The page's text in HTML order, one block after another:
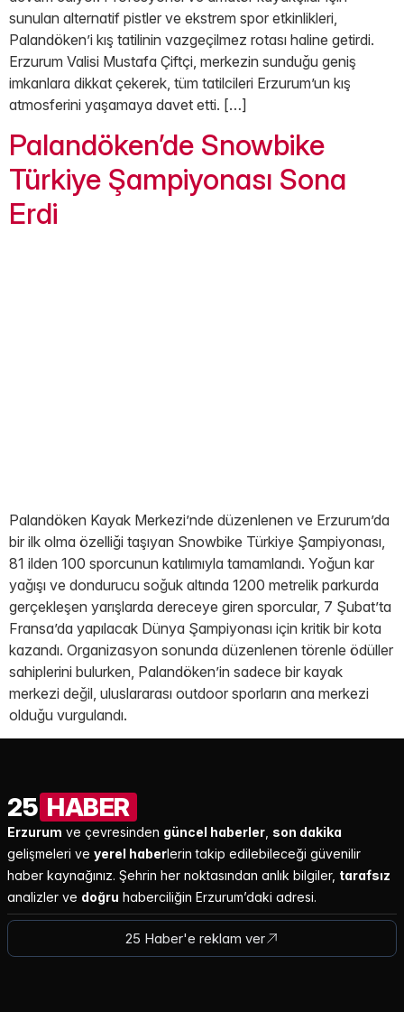
sunulan alternatif pistler ve ekstrem spor etkinlikleri,
Palandöken’i kış tatilinin vazgeçilmez rotası haline getirdi.
Erzurum Valisi Mustafa Çiftçi, merkezin sunduğu geniş
imkanlara dikkat çekerek, tüm tatilcileri Erzurum’un kış
atmosferini yaşamaya davet etti. […]
Palandöken’de Snowbike
Türkiye Şampiyonası Sona
Erdi
Palandöken Kayak Merkezi’nde düzenlenen ve Erzurum’da
bir ilk olma özelliği taşıyan Snowbike Türkiye Şampiyonası,
81 ilden 100 sporcunun katılımıyla tamamlandı. Yoğun kar
yağışı ve dondurucu soğuk altında 1200 metrelik parkurda
gerçekleşen yarışlarda dereceye giren sporcular, 7 Şubat’ta
Fransa’da yapılacak Dünya Şampiyonası için kritik bir kota
kazandı. Organizasyon sonunda düzenlenen törenle ödüller
sahiplerini bulurken, Palandöken’in sadece bir kayak
merkezi değil, uluslararası outdoor sporların ana merkezi
olduğu vurgulandı.
25 HABER
Erzurum ve çevresinden güncel haberler son dakika
gelişmeleri ve yerel haberlerin takip edilebileceği güvenilir
haber kaynağınız. Şehrin her noktasından anlık bilgiler, tarafsız
analizler ve doğru haberciliğin Erzurum’daki adresi.
25 Haber'e reklam ver